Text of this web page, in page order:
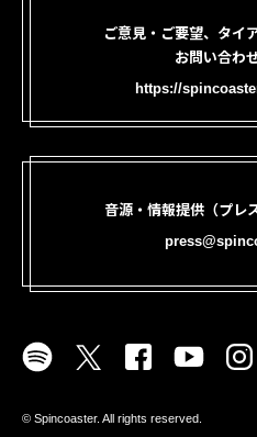
ご意見・ご要望、タイ
お問い合わ
https://
音源・情報提供（プレ
©︎ Spincoaster. All rights reserved.